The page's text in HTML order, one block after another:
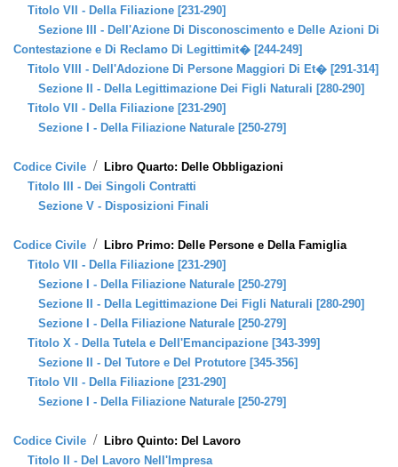
Titolo VII - Della Filiazione [231-290]
Sezione III - Dell'Azione Di Disconoscimento e Delle Azioni Di
Contestazione e Di Reclamo Di Legittimit� [244-249]
Titolo VIII - Dell'Adozione Di Persone Maggiori Di Et� [291-314]
Sezione II - Della Legittimazione Dei Figli Naturali [280-290]
Titolo VII - Della Filiazione [231-290]
Sezione I - Della Filiazione Naturale [250-279]
Codice Civile / Libro Quarto: Delle Obbligazioni
Titolo III - Dei Singoli Contratti
Sezione V - Disposizioni Finali
Codice Civile / Libro Primo: Delle Persone e Della Famiglia
Titolo VII - Della Filiazione [231-290]
Sezione I - Della Filiazione Naturale [250-279]
Sezione II - Della Legittimazione Dei Figli Naturali [280-290]
Sezione I - Della Filiazione Naturale [250-279]
Titolo X - Della Tutela e Dell'Emancipazione [343-399]
Sezione II - Del Tutore e Del Protutore [345-356]
Titolo VII - Della Filiazione [231-290]
Sezione I - Della Filiazione Naturale [250-279]
Codice Civile / Libro Quinto: Del Lavoro
Titolo II - Del Lavoro Nell'Impresa